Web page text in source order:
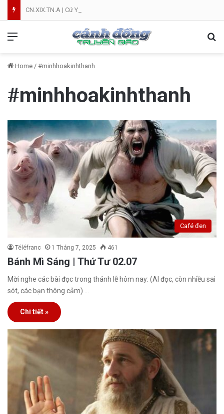
CN.XIX.TN.A | Cứ Yên Tâm | NVT
Home / #minhhoakinhthanh
#minhhoakinhthanh
Café đen
Téléfranc 1 Tháng 7, 2025 461
Bánh Mì Sáng | Thứ Tư 02.07
Mời nghe các bài đọc trong thánh lễ hôm nay: (AI đọc, còn nhiều sai
sót, các bạn thông cảm) …
Chi tiết »